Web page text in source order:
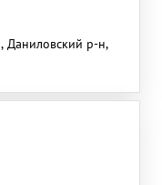
Даниловский р-н,